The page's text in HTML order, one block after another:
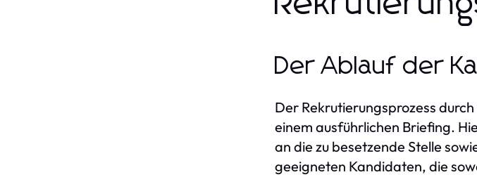
Der Ablauf der
Der Rekrutierungsprozess
einem ausführlichen Briefing.
an die zu besetzende Stelle
geeigneten Kandidaten, die